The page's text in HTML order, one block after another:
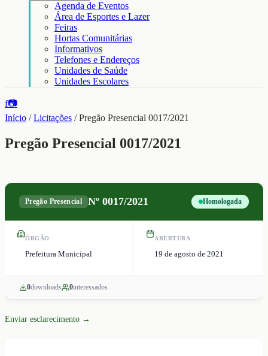
Agenda de Eventos
Área de Esportes e Lazer
Feiras
Hortas Comunitárias
Informativos
Telefones e Endereços
Unidades de Saúde
Unidades Escolares
f📷
Início /Licitações /Pregão Presencial 0017/2021
Pregão Presencial 0017/2021
Pregão Presencial Nº0017/2021 Homologada
ÓRGÃO
Prefeitura Municipal
ABERTURA
19 de agosto de 2021
0downloads 0interessados
Enviar esclarecimento →